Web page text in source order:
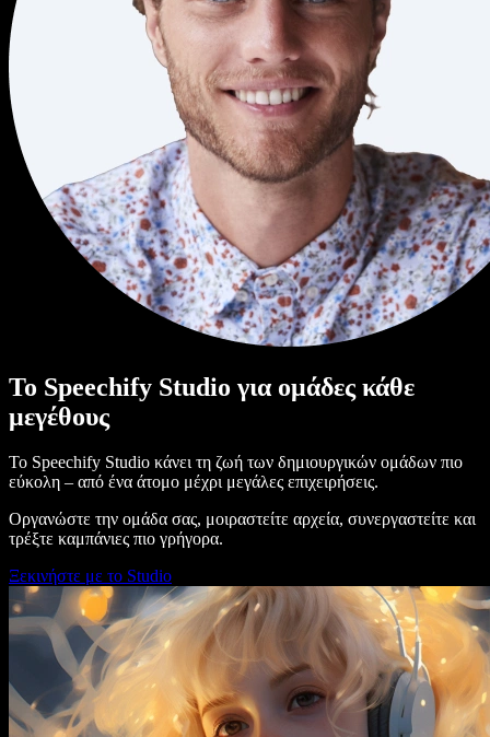
Το Speechify Studio για ομάδες κάθε
μεγέθους
Το Speechify Studio κάνει τη ζωή των δημιουργικών ομάδων πιο
εύκολη – από ένα άτομο μέχρι μεγάλες επιχειρήσεις.
Οργανώστε την ομάδα σας, μοιραστείτε αρχεία, συνεργαστείτε και
τρέξτε καμπάνιες πιο γρήγορα.
Ξεκινήστε με το Studio